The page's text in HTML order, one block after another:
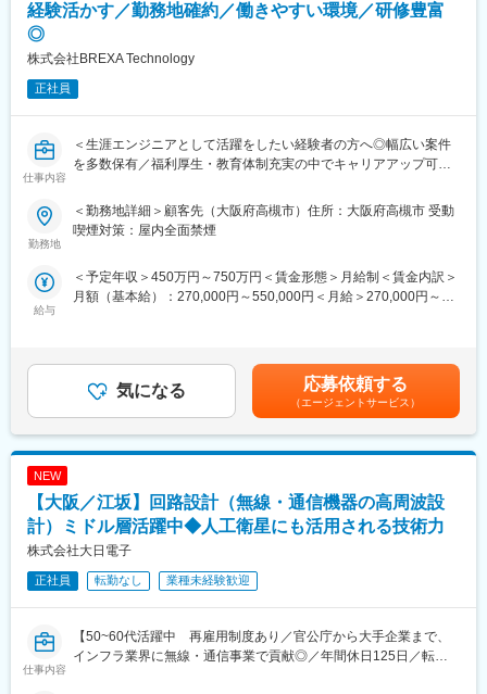
調整しますが、基本自由です。フリーデスクです。
・進捗確認のための定例はありますが、それ以外はチームメンバ
す。
・評価制度：成果次第で長期契約継続やチャージアップも可能。
可能性もあります
経験活かす／勤務地確約／働きやすい環境／研修豊富
◎
株式会社BREXA Technology
正社員
仕事内容
＜生涯エンジニアとして活躍をしたい経験者の方へ◎幅広い案件
を多数保有／福利厚生・教育体制充実の中でキャリアアップ可能
■業務概要：
実務で電気CADを使用した経験があればご活躍いただけるポジシ
ョンです。
・電気回路図面の修正・設計（電気CAD：CSiEDA）
・FPGA設計対応（VIVADO使用）
・社内治具を使用した基板の動作確認
・基板の新規設計・改版に伴う業者との折衝業務（AW設計・部品
内容の精査）
対応）
◇図面製図・設計変更処理補助
・電気回路図面の製図作業（CSiEDA）
・仕様書関連の設計変更作業
・設計変更に関する伝票作成、検図依頼
・設計変更伝票のPDM登録作業
■当社だからこそ実現できるエンジニアとしての未来がある：
＜お取引社数3,900社＞
勤務地
＜勤務地詳細＞顧客先（大阪府高槻市）住所：大阪府高槻市 受動
喫煙対策：屋内全面禁煙
給与
＜予定年収＞450万円～750万円＜賃金形態＞月給制＜賃金内訳＞
月額（基本給）：270,000円～550,000円＜月給＞270,000円～
額であり、選考を通じて上下する可能性があります。月給(月額)は
固定手当を含めた表記です。
気になる 応募依頼する
（エージェントサービス）
NEW
【大阪／江坂】回路設計（無線・通信機器の高周波設
計）ミドル層活躍中◆人工衛星にも活用される技術力
株式会社大日電子
正社員 転勤なし 業種未経験歓迎
仕事内容
【50~60代活躍中 再雇用制度あり／官公庁から大手企業まで、
インフラ業界に無線・通信事業で貢献◎／年間休日125日／転勤